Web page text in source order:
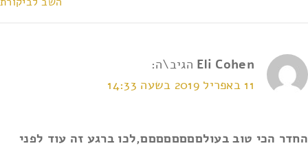
Eli Cohen הגיב\ה:
11 באפריל 2019 בשעה 14:33
החדר הכי טוב בעולםםםםםםםם,לכו ברגע זה עוד לפני